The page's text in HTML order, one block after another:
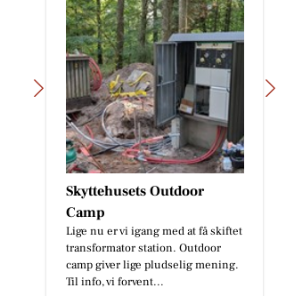
Skyttehusets Outdoor
Camp
Lige nu er vi igang med at få skiftet
transformator station. Outdoor
camp giver lige pludselig mening.
Til info, vi forvent...